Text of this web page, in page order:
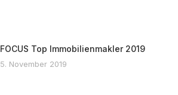
FOCUS Top Immobilienmakler 2019
5. November 2019